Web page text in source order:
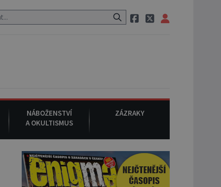
původu. 7. srpna 1994: Na americké městečko
NÁBOŽENSTVÍ
A OKULTISMUS
ZÁZRAKY